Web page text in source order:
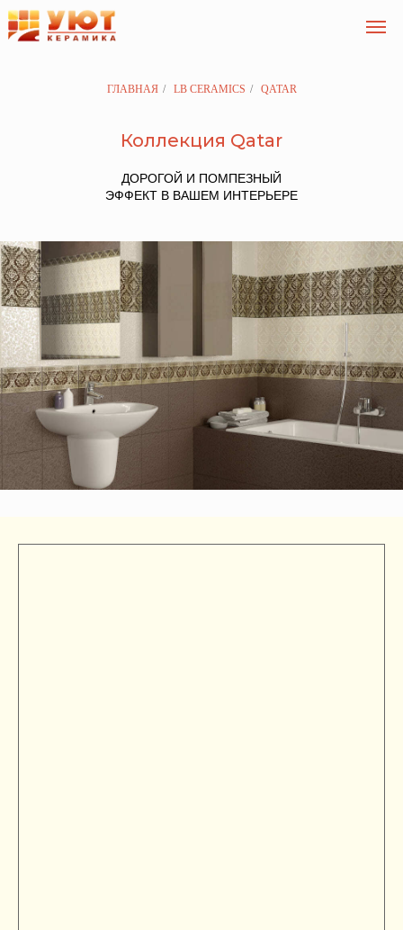
ГЛАВНАЯ / LB CERAMICS / QATAR
Коллекция Qatar
ДОРОГОЙ И ПОМПЕЗНЫЙ
ЭФФЕКТ В ВАШЕМ ИНТЕРЬЕРЕ